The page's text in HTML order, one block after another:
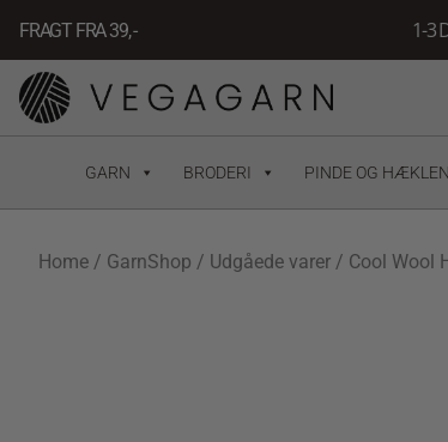
indholdet
FRAGT FRA 39, - 1-3
GARN BRODERI PINDE OG
Home / GarnShop / Udgåede varer / Cool Wool